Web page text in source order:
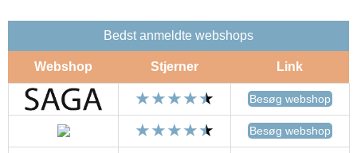
Bedst anmeldte webshops
Webshop Stjerner Link
Besøg webshop
Besøg webshop